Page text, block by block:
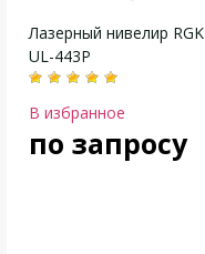
Лазерный нивелир RGK
UL-443P
В избранное
по запросу